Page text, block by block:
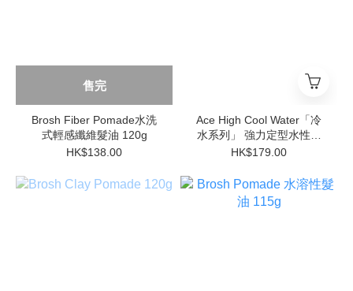
售完
Brosh Fiber Pomade水洗
式輕感纖維髮油 120g
HK$138.00
Ace High Cool Water「冷
水系列」 強力定型水性髮
油 4oz
HK$179.00